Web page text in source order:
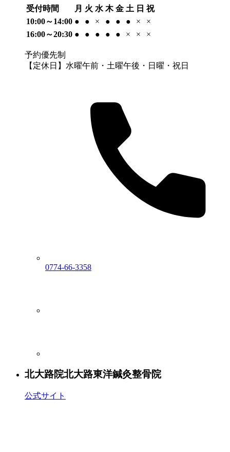
受付時間 月 火 水 木 金 土 日 祝
10:00～14:00 ● ● × ● ● ● ×
×
16:00～20:30 ● ● ● ● ● × × ×
予約優先制
【定休日】水曜午前・土曜午後・日曜・祝日
0774-66-3358
北大路院北大路東洋鍼灸整骨院
公式サイト